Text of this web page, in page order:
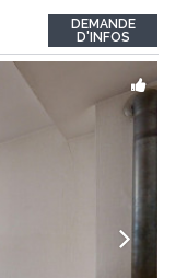
mit dem Gefühl
DEMANDE
D'INFOS